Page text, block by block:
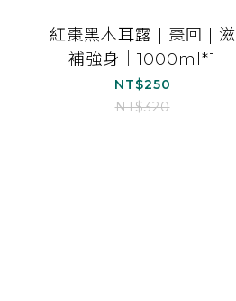
紅棗黑木耳露 | 棗回 | 滋
補強身｜1000ml*1
NT$250
NT$320